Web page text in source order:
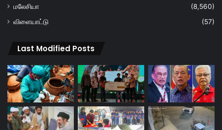
மலேசியா
(8,560)
விளையாட்டு
(57)
Last Modified Posts